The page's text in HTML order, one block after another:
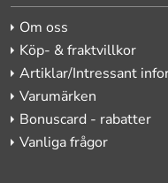
Om oss
Köp- & fraktvillkor
Artiklar/Intressant
Varumärken
Bonuscard - rabatter
Vanliga frågor